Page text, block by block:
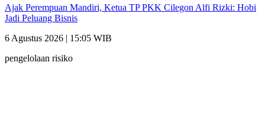
Ajak Perempuan Mandiri, Ketua TP PKK Cilegon Alfi Rizki: Hobi
Jadi Peluang Bisnis
6 Agustus 2026 | 15:05 WIB
pengelolaan risiko